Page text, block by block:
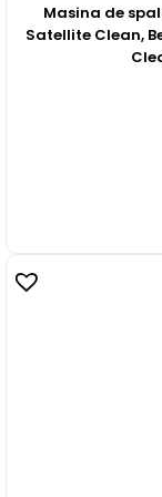
Masina de
Satellite Clean,